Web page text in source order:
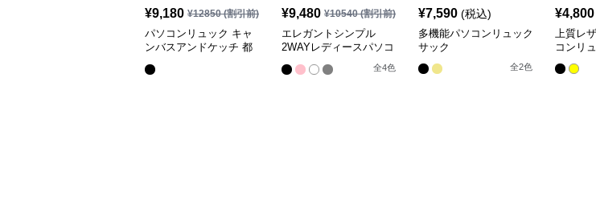
¥9,180 ¥12850(割引前)
パソコンリュック キャ
ンバスアンドケッチ 都
¥9,480 ¥10540(割引前)
エレガントシンプル
2WAYレディースパソコ
全4色
¥7,590 (税込)
多機能パソコンリュック
サック
全2色
¥4,800
上質レ
コンリ